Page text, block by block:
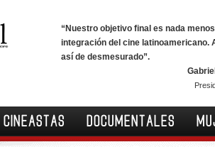
“Nuestro objetivo final es nada
integración del cine latinoamericano.
así de desmesurado”.
CINEASTAS DOCUMENTALES